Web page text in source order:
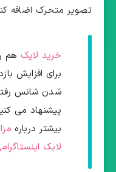
تصویر متحرک اضافه
خرید لایک هم
برای افزایش
شدن شانس
پیشنهاد می
بیشتر درباره
لایک